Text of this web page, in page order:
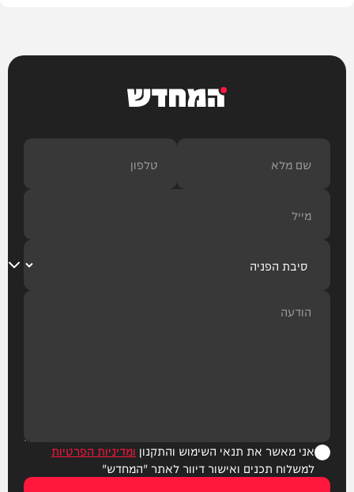
המחדש
אני מאשר את תנאי השימוש והתקנון ומדיניות הפרטיות
למשלוח תכנים ואישור דיוור לאתר "המחדש"